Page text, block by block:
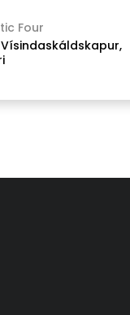
Four
Vísindaskáldskapur,